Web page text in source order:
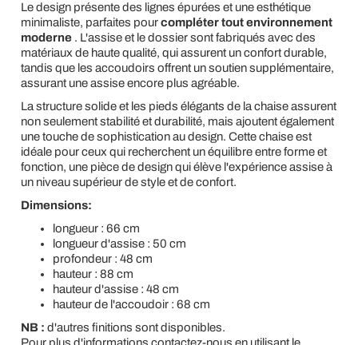
Le design présente des lignes épurées et une esthétique
minimaliste, parfaites pourcompléter tout environnement
moderne. L'assise et le dossier sont fabriqués avec des
matériaux de haute qualité, qui assurent un confort durable,
tandis que les accoudoirs offrent un soutien supplémentaire,
assurant une assise encore plus agréable.
La structure solide et les pieds élégants de la chaise assurent
non seulement stabilité et durabilité, mais ajoutent également
une touche de sophistication au design. Cette chaise est
idéale pour ceux qui recherchent un équilibre entre forme et
fonction, une pièce de design qui élève l'expérience assise à
un niveau supérieur de style et de confort.
Dimensions:
longueur : 66 cm
longueur d'assise : 50 cm
profondeur : 48 cm
hauteur : 88 cm
hauteur d'assise : 48 cm
hauteur de l'accoudoir : 68 cm
NB : d'autres finitions sont disponibles.